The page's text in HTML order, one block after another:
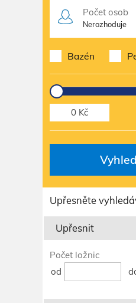
Počet osob
Nerozhoduje
Bazén
Upřesněte
Upřesnit
Počet ložnic
od